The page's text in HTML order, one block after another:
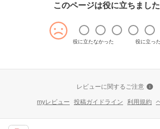
このページは役に立ちまし
役に立たなかった 役に立った
レビューに関するご注意
myレビュー 投稿ガイドライン 利用規約